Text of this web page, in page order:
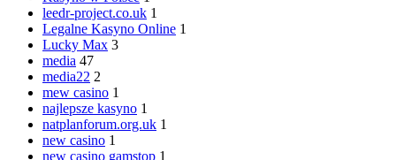
leedr-project.co.uk 1
Legalne Kasyno Online 1
Lucky Max 3
media 47
media22 2
mew casino 1
najlepsze kasyno 1
natplanforum.org.uk 1
new casino 1
new casino gamstop 1